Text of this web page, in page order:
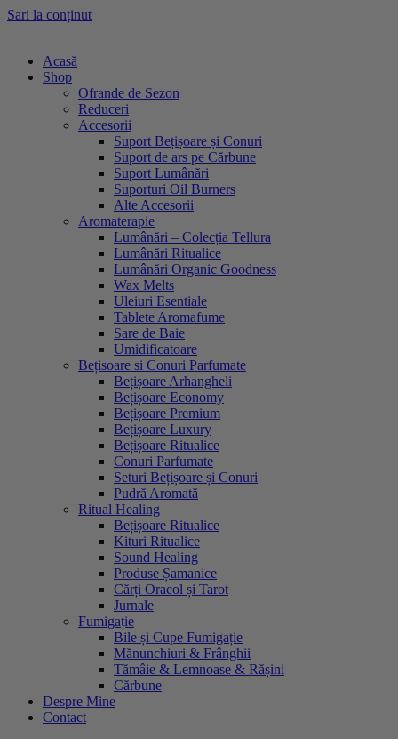
Sari la conținut
Acasă
Shop
Ofrande de Sezon
Reduceri
Accesorii
Suport Bețișoare și Conuri
Suport de ars pe Cărbune
Suport Lumânări
Suporturi Oil Burners
Alte Accesorii
Aromaterapie
Lumânări – Colecția Tellura
Lumânări Ritualice
Lumânări Organic Goodness
Wax Melts
Uleiuri Esentiale
Tablete Aromafume
Sare de Baie
Umidificatoare
Bețisoare si Conuri Parfumate
Bețișoare Arhangheli
Bețișoare Economy
Bețișoare Premium
Bețișoare Luxury
Bețișoare Ritualice
Conuri Parfumate
Seturi Bețișoare și Conuri
Pudră Aromată
Ritual Healing
Bețișoare Ritualice
Kituri Ritualice
Sound Healing
Produse Șamanice
Cărți Oracol și Tarot
Jurnale
Fumigație
Bile și Cupe Fumigație
Mănunchiuri & Frânghii
Tămâie & Lemnoase & Rășini
Cărbune
Despre Mine
Contact